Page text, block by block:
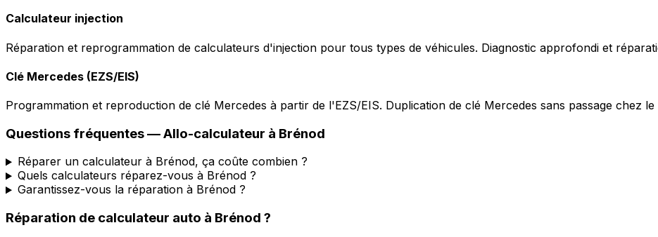
Calculateur injection
Réparation et reprogrammation de calculateurs d'injection pour tous types de véhicules. Diagnostic approfondi et
Clé Mercedes (EZS/EIS)
Programmation et reproduction de clé Mercedes à partir de l'EZS/EIS. Duplication de clé Mercedes sans passage chez
Questions fréquentes —Allo-calculateur à Brénod
Réparer un calculateur à Brénod, ça coûte combien ?
Quels calculateurs réparez-vous à Brénod ?
Garantissez-vous la réparation à Brénod ?
Réparation de calculateur auto à Brénod ?